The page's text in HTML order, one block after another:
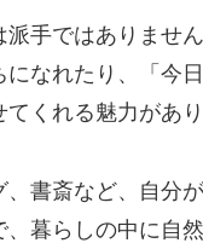
派手ではありませ
になれたり、「今
くれる魅力があり
、書斎など、自分
、暮らしの中に自